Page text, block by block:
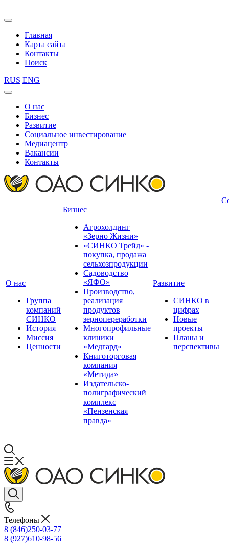
Главная
Карта сайта
Контакты
Поиск
RUS ENG
О нас
Бизнес
Развитие
Социальное инвестирование
Медиацентр
Вакансии
Контакты
О нас
Группа
компаний
СИНКО
История
Миссия
Ценности
Бизнес
Агрохолдинг
«Зерно Жизни»
«СИНКО Трейд» -
покупка, продажа
сельхозпродукции
Садоводство
«ЯФО»
Производство,
реализация
продуктов
зернопереработки
Многопрофильные
клиники
«Медгард»
Книготорговая
компания
«Метида»
Издательско-
полиграфический
комплекс
«Пензенская
правда»
Развитие
СИНКО в
цифрах
Новые
проекты
Планы и
перспективы
Телефоны
8 (846)250-03-77
8 (927)610-98-56